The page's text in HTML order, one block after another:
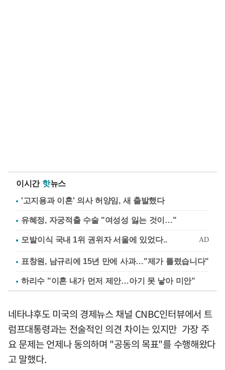
이시간 핫뉴스
'고지용과 이혼' 의사 허양임, 새 출발했다
유혜정, 자궁적출 수술 "여성성 잃는 것이…"
표창원, 남규리에 15년 만에 사과…"제가 틀렸습니다"
하리수 "이혼 내가 먼저 제안…아기 못 낳아 미안"
네타냐후도 미국의 경제뉴스 채널 CNBC인터뷰에서 트
럼프대통령과는 전술적인 의견 차이는 있지만 가장 주
요 문제는 언제나 동의하며 "공동의 목표"를 수행해왔다
고 말했다.